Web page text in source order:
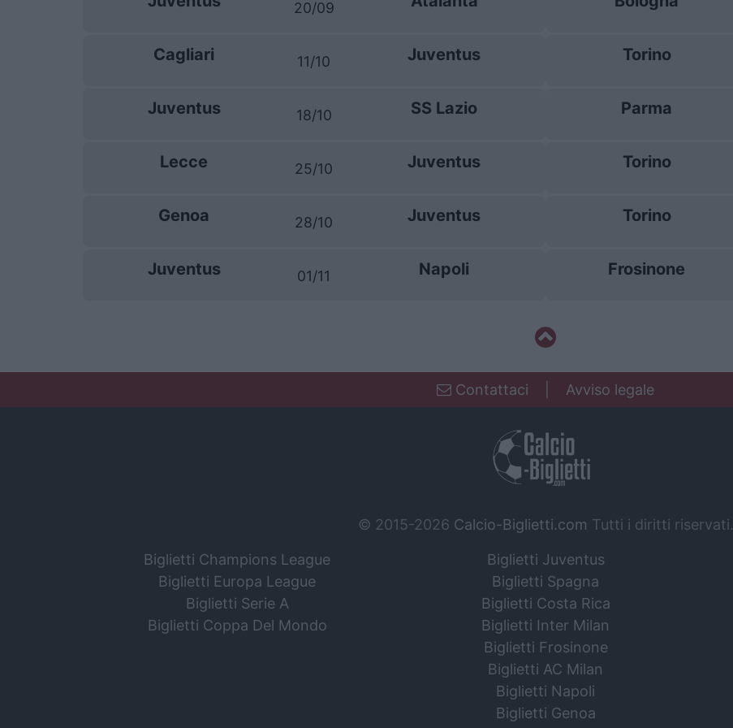
20/09
Cagliari 11/10 Juventus
Juventus 18/10 SS Lazio
Lecce 25/10 Juventus
Genoa 28/10 Juventus
Juventus 01/11 Napoli
Torino
Parma
Torino
Torino
Frosinone
Contattaci Avviso legale
© 2015-2026 Calcio-Biglietti.com Tutti i diritti riservati.
Biglietti Champions League
Biglietti Europa League
Biglietti Serie A
Biglietti Coppa Del Mondo
Biglietti Juventus
Biglietti Spagna
Biglietti Costa Rica
Biglietti Inter Milan
Biglietti Frosinone
Biglietti AC Milan
Biglietti Napoli
Biglietti Genoa